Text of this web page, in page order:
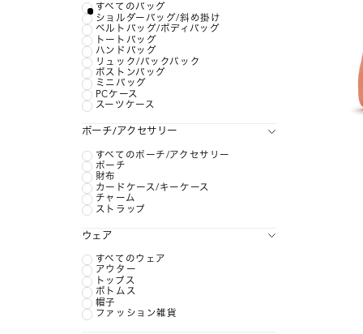
すべてのバッグ
ショルダーバッグ/斜め掛け
ベルトバッグ/ボディバッグ
トートバッグ
ハンドバッグ
リュック/バックパック
ボストンバッグ
ミニバッグ
PCケース
スーツケース
ポーチ/アクセサリー
すべてのポーチ/アクセサリー
ポーチ
財布
カードケース/キーケース
チャーム
ストラップ
ウェア
すべてのウェア
アウター
トップス
ボトムス
帽子
ファッション雑貨